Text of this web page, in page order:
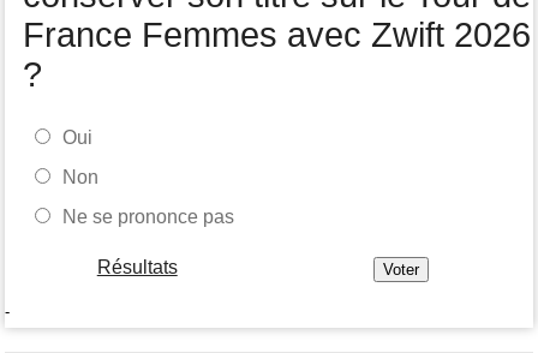
France Femmes avec Zwift 2026
?
Oui
Non
Ne se prononce pas
Résultats
-